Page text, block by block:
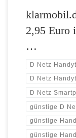
2,95 Euro
…
D Netz
D Netz
D Netz
günstige D
günstige
günstige